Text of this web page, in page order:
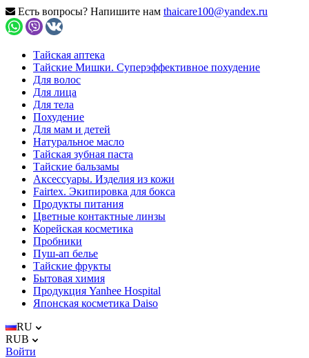
Есть вопросы? Напишите нам thaicare100@yandex.ru
Тайская аптека
Тайские Мишки. Суперэффективное похудение
Для волос
Для лица
Для тела
Похудение
Для мам и детей
Натуральное масло
Тайская зубная паста
Тайские бальзамы
Аксессуары. Изделия из кожи
Fairtex. Экипировка для бокса
Продукты питания
Цветные контактные линзы
Корейская косметика
Пробники
Пуш-ап белье
Тайские фрукты
Бытовая химия
Продукция Yanhee Hospital
Японская косметика Daiso
RU
RUB
Войти